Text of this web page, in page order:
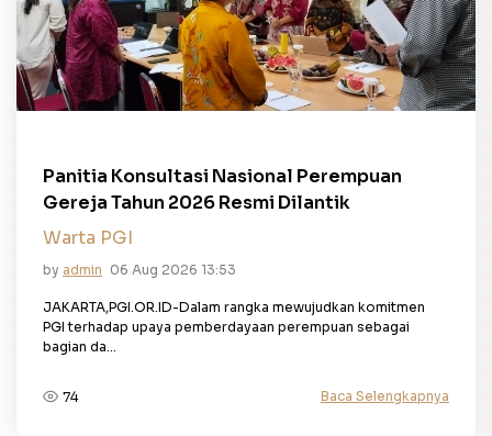
Panitia Konsultasi Nasional Perempuan
Gereja Tahun 2026 Resmi Dilantik
Warta PGI
by admin 06 Aug 2026 13:53
JAKARTA,PGI.OR.ID-Dalam rangka mewujudkan komitmen
PGI terhadap upaya pemberdayaan perempuan sebagai
bagian da...
74 Baca Selengkapnya